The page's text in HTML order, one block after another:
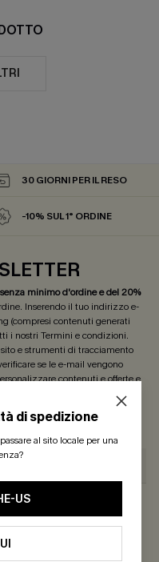
di spedizione
al sito locale per una
US
30 GIORNI PER IL RESO
-10% SUL 1° ORDINE
senza minimo d'ordine e del 20%
Inserendo il tuo indirizzo e-
(compresi contenuti generati
i nostri Termini e condizioni.
e strumenti di tracciamento
se le e-mail vengono
contenuti e offerte e
il tutto come descritto nella